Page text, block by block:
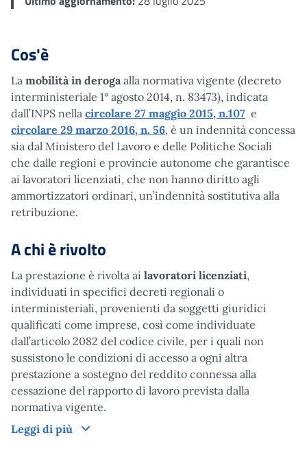
Cos'è
La mobilità in deroga alla normativa vigente (decreto
interministeriale 1° agosto 2014, n. 83473), indicata
dall’INPS nella circolare 27 maggio 2015, n.107 e
circolare 29 marzo 2016, n. 56, è un indennità concessa
sia dal Ministero del Lavoro e delle Politiche Sociali
che dalle regioni e provincie autonome che garantisce
ai lavoratori licenziati, che non hanno diritto agli
ammortizzatori ordinari, un’indennità sostitutiva alla
retribuzione.
A chi è rivolto
La prestazione è rivolta ai lavoratori licenziati,
individuati in specifici decreti regionali o
interministeriali, provenienti da soggetti giuridici
qualificati come imprese, così come individuate
dall’articolo 2082 del codice civile, per i quali non
sussistono le condizioni di accesso a ogni altra
prestazione a sostegno del reddito connessa alla
cessazione del rapporto di lavoro prevista dalla
normativa vigente.
Leggi di più
A chi è rivolto